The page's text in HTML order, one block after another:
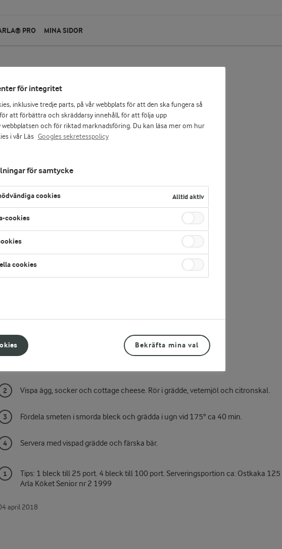
PRO MINA SIDOR
så här
Vispa ägg, socker och cottage cheese. Rör i grädde, vetemjöl och citronskal.
Fördela smeten i smorda bleck och grädda i ugn vid 175° ca 40 min.
Servera med vispad grädde och färska bär.
Tips: 1 bleck till 25 port. 4 bleck till 100 port. Serveringsportion ca: Ostkaka 125
Arla Köket Senior nr 2 1999
april 2018
för integritet
inklusive tredje parts, på vår webbplats för att den ska fungera så
att förbättra och skräddarsy innehåll, för att följa upp
webbplatsen och för riktad marknadsföring. Du kan läsa mer om hur
i vår Läs Googles sekretesspolicy
för samtycke
cookies Alltid aktiv
cookies
cookies
Bekräfta mina val